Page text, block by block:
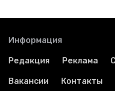
Информация
Редакция Реклама
Вакансии Контакты